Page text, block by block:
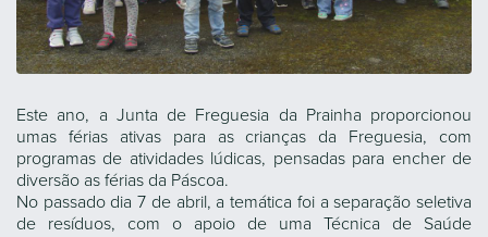
Este ano, a Junta de Freguesia da Prainha proporcionou
umas férias ativas para as crianças da Freguesia, com
programas de atividades lúdicas, pensadas para encher de
diversão as férias da Páscoa.
No passado dia 7 de abril, a temática foi a separação seletiva
de resíduos, com o apoio de uma Técnica de Saúde